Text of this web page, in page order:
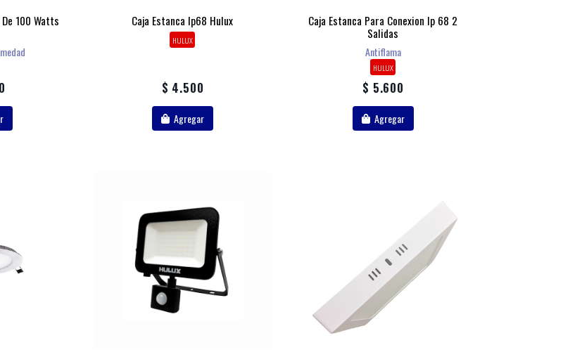
100 Watts
Caja Estanca Ip68 Hulux
HULUX
$ 4.500
Agregar
Caja Estanca Para Conexion Ip 68 2
Salidas
Antiflama
HULUX
$ 5.600
Agregar